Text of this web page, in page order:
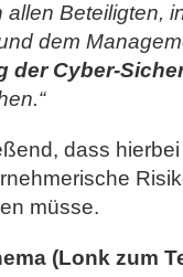
Beteiligten,
dem
der Cyber-
dass
müsse.
(Lonk zum